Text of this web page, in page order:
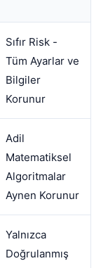
Sıfır Risk -
Tüm Ayarlar ve
Bilgiler
Korunur
Adil
Matematiksel
Algoritmalar
Aynen Korunur
Yalnızca
Doğrulanmış